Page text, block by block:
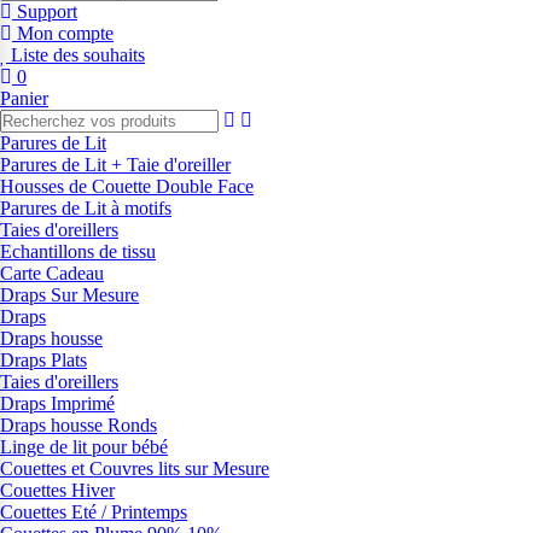
Support
Mon compte
Liste des souhaits
0
Panier
Parures de Lit
Parures de Lit + Taie d'oreiller
Housses de Couette Double Face
Parures de Lit à motifs
Taies d'oreillers
Echantillons de tissu
Carte Cadeau
Draps Sur Mesure
Draps
Draps housse
Draps Plats
Taies d'oreillers
Draps Imprimé
Draps housse Ronds
Linge de lit pour bébé
Couettes et Couvres lits sur Mesure
Couettes Hiver
Couettes Eté / Printemps